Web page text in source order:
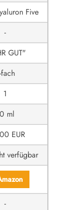
Five
-
GUT"
1
ml
EUR
verfügbar
-